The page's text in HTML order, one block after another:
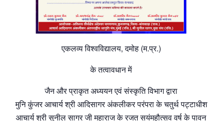
एकलव्य विश्वविद्यालय, दमोह (म.प्र.)
के तत्वावधान में
जैन और प्राकृत अध्ययन एवं संस्कृति विभाग द्वारा
मुनि कुंजर आचार्य श्री आदिसागर अंकलीकर परंपरा के चतुर्थ पट्टाधीश
आचार्य श्री सुनील सागर जी महाराज के रजत सयंमहौत्सव वर्ष के पावन